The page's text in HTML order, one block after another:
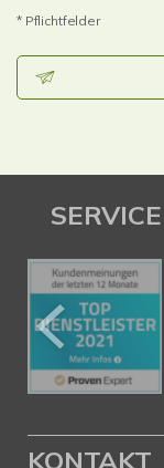
* Pflichtfelder
KONTAKT